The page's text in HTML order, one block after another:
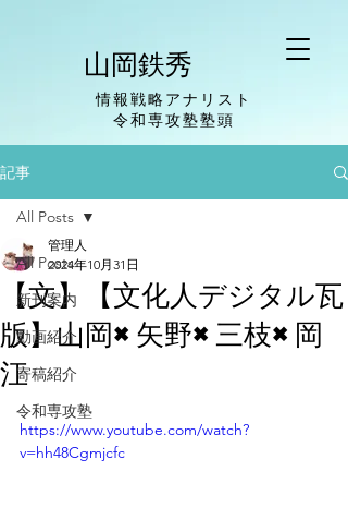
山岡鉄秀
情報戦略アナリスト
​令和専攻塾塾頭
記事
All Posts
新刊案内
動画紹介
寄稿紹介
令和専攻塾
All Posts
【文】【文化人デジタル瓦
版】山岡×矢野×三枝×岡
江
管理人
2024年10月31日
https://www.youtube.com/watch?
v=hh48Cgmjcfc